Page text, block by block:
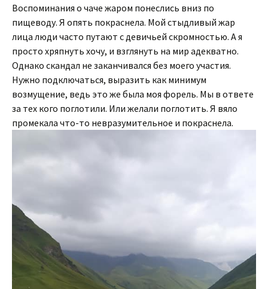
Воспоминания о чаче жаром понеслись вниз по
пищеводу. Я опять покраснела. Мой стыдливый жар
лица люди часто путают с девичьей скромностью. А я
просто хряпнуть хочу, и взглянуть на мир адекватно.
Однако скандал не заканчивался без моего участия.
Нужно подключаться, выразить как минимум
возмущение, ведь это же была моя форель. Мы в ответе
за тех кого поглотили. Или желали поглотить. Я вяло
промекала что-то невразумительное и покраснела.